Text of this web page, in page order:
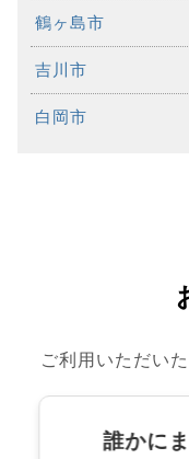
鶴ヶ島市
吉川市
白岡市
ご利用いただい
誰かに